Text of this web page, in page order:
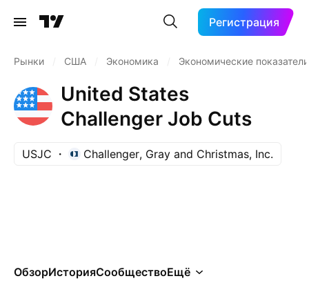
Регистрация
Рынки США Экономика Экономические
United States
Challenger Job Cuts
USJC Challenger, Gray and Christmas, Inc.
ОбзорИсторияСообществоЕщё